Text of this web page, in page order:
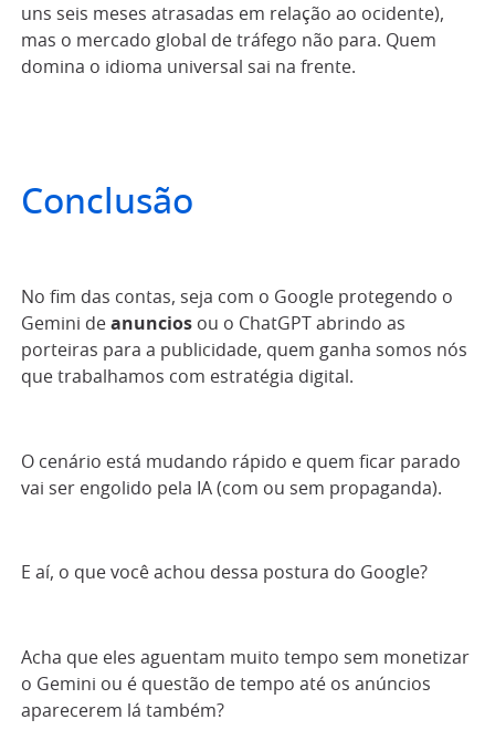
uns seis meses atrasadas em relação ao ocidente),
mas o mercado global de tráfego não para. Quem
domina o idioma universal sai na frente.
Conclusão
No fim das contas, seja com o Google protegendo o
Gemini de anuncios ou o ChatGPT abrindo as
porteiras para a publicidade, quem ganha somos nós
que trabalhamos com estratégia digital.
O cenário está mudando rápido e quem ficar parado
vai ser engolido pela IA (com ou sem propaganda).
E aí, o que você achou dessa postura do Google?
Acha que eles aguentam muito tempo sem monetizar
o Gemini ou é questão de tempo até os anúncios
aparecerem lá também?